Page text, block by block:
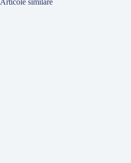
Articole similare